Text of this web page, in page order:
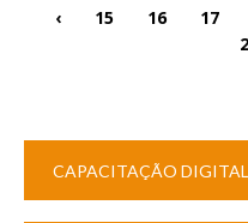
‹ 15 16 17
CAPACITAÇÃO DIGITAL